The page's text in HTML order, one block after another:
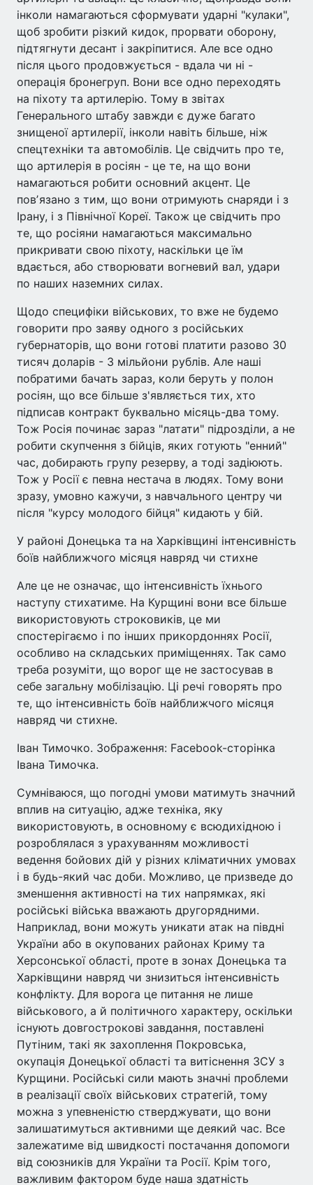
інколи намагаються сформувати ударні "кулаки",
щоб зробити різкий кидок, прорвати оборону,
підтягнути десант і закріпитися. Але все одно
після цього продовжується - вдала чи ні -
операція бронегруп. Вони все одно переходять
на піхоту та артилерію. Тому в звітах
Генерального штабу завжди є дуже багато
знищеної артилерії, інколи навіть більше, ніж
спецтехніки та автомобілів. Це свідчить про те,
що артилерія в росіян - це те, на що вони
намагаються робити основний акцент. Це
повʼязано з тим, що вони отримують снаряди і з
Ірану, і з Північної Кореї. Також це свідчить про
те, що росіяни намагаються максимально
прикривати свою піхоту, наскільки це їм
вдається, або створювати вогневий вал, удари
по наших наземних силах.
Щодо специфіки військових, то вже не будемо
говорити про заяву одного з російських
губернаторів, що вони готові платити разово 30
тисяч доларів - 3 мільйони рублів. Але наші
побратими бачать зараз, коли беруть у полон
росіян, що все більше з'являється тих, хто
підписав контракт буквально місяць-два тому.
Тож Росія починає зараз "латати" підрозділи, а не
робити скупчення з бійців, яких готують "енний"
час, добирають групу резерву, а тоді задіюють.
Тож у Росії є певна нестача в людях. Тому вони
зразу, умовно кажучи, з навчального центру чи
після "курсу молодого бійця" кидають у бій.
У районі Донецька та на Харківщині інтенсивність
боїв найближчого місяця навряд чи стихне
Але це не означає, що інтенсивність їхнього
наступу стихатиме. На Курщині вони все більше
використовують строковиків, це ми
спостерігаємо і по інших прикордоннях Росії,
особливо на складських приміщеннях. Так само
треба розуміти, що ворог ще не застосував в
себе загальну мобілізацію. Ці речі говорять про
те, що інтенсивність боїв найближчого місяця
навряд чи стихне.
Іван Тимочко. Зображення: Facebook-сторінка
Івана Тимочка.
Сумніваюся, що погодні умови матимуть значний
вплив на ситуацію, адже техніка, яку
використовують, в основному є всюдихідною і
розроблялася з урахуванням можливості
ведення бойових дій у різних кліматичних умовах
і в будь-який час доби. Можливо, це призведе до
зменшення активності на тих напрямках, які
російські війська вважають другорядними.
Наприклад, вони можуть уникати атак на півдні
України або в окупованих районах Криму та
Херсонської області, проте в зонах Донецька та
Харківщини навряд чи знизиться інтенсивність
конфлікту. Для ворога це питання не лише
військового, а й політичного характеру, оскільки
існують довгострокові завдання, поставлені
Путіним, такі як захоплення Покровська,
окупація Донецької області та витіснення ЗСУ з
Курщини. Російські сили мають значні проблеми
в реалізації своїх військових стратегій, тому
можна з упевненістю стверджувати, що вони
залишатимуться активними ще деякий час. Все
залежатиме від швидкості постачання допомоги
від союзників для України та Росії. Крім того,
важливим фактором буде наша здатність